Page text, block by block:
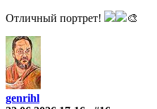
Отличный портрет! 🎨
genrihl